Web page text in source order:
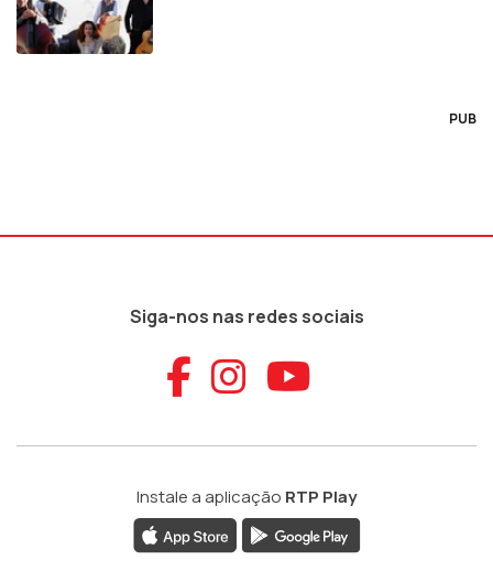
PUB
Siga-nos nas redes sociais
Aceder ao
Aceder ao
Aceder
Instale a aplicação RTP Play